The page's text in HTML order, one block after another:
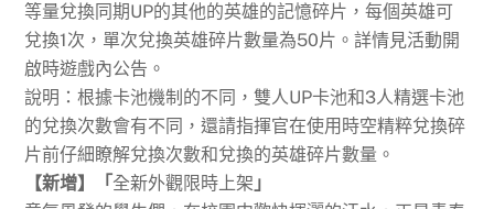
等量兌換同期UP的其他的英雄的記憶碎片，每個英雄可
兌換1次，單次兌換英雄碎片數量為50片。詳情見活動開
啟時遊戲內公告。
說明：根據卡池機制的不同，雙人UP卡池和3人精選卡池
的兌換次數會有不同，還請指揮官在使用時空精粹兌換碎
片前仔細瞭解兌換次數和兌換的英雄碎片數量。
【新增】「 全新外觀限時上架 」